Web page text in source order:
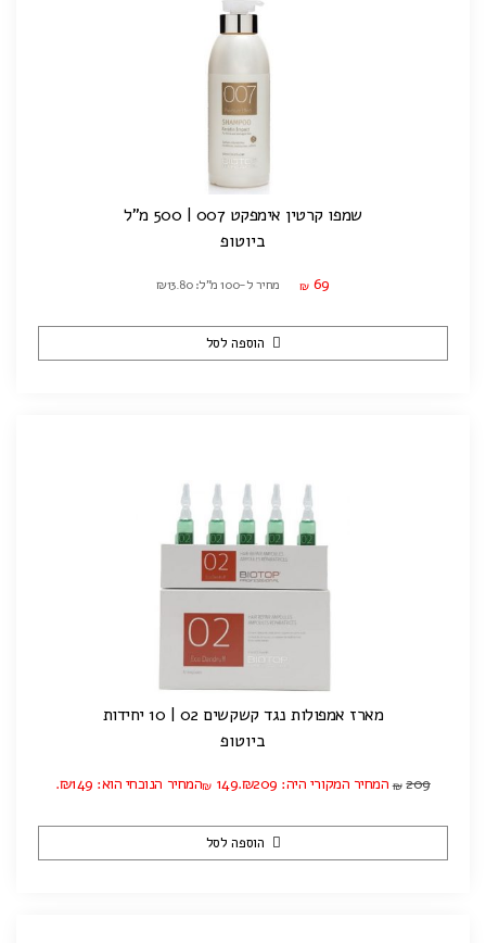
שמפו קרטין אימפקט 007 | 500 מ"ל
ביוטופ
₪ 69 מחיר ל-100 מ"ל: ₪13.80
הוספה לסל
מארז אמפולות נגד קשקשים 02 | 10 יחידות
ביוטופ
₪ 209 המחיר המקורי היה: ₪209. ₪ 149 המחיר הנוכחי הוא: ₪149.
הוספה לסל